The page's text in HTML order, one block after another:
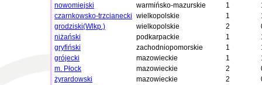
nowomiejski
warmińsko-mazurskie 1
czarnkowsko-trzcianecki wielkopolskie 1
grodziski(Wlkp.)
wielkopolskie 2
niżański
podkarpackie 1
gryfiński
zachodniopomorskie 1
grójecki
mazowieckie 1
m. Płock
mazowieckie 2
żyrardowski
mazowieckie 2